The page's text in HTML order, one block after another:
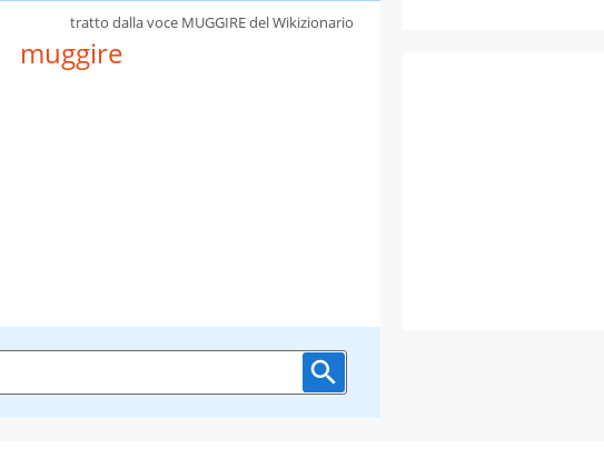
muggire
tratto dalla voce MUGGIRE del Wikizionario